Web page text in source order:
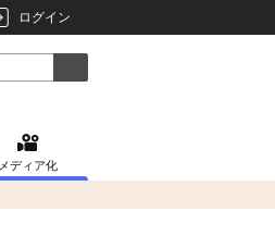
ログイン
メディア化